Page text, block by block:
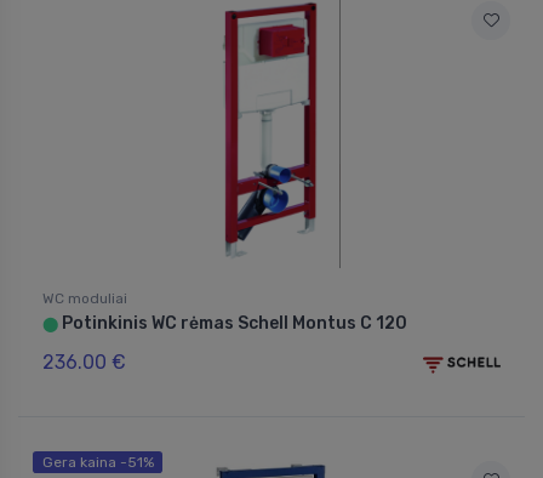
WC moduliai
⬤ Potinkinis WC rėmas Schell Montus C 120
236.00 €
Gera kaina -51%